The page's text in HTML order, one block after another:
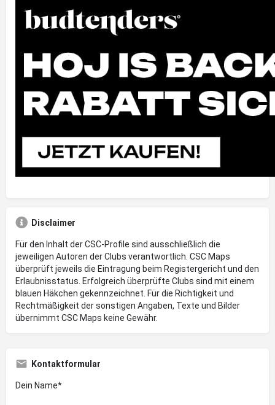
Disclaimer
Für den Inhalt der CSC-Profile sind ausschließlich die
jeweiligen Autoren der Clubs verantwortlich. CSC Maps
überprüft jeweils die Eintragung beim Registergericht und den
Erlaubnisstatus. Erfolgreich überprüfte Clubs sind mit einem
blauen Häkchen gekennzeichnet. Für die Richtigkeit und
Rechtmäßigkeit der sonstigen Angaben, Texte und Bilder
übernimmt CSC Maps keine Gewähr.
Kontaktformular
Dein Name*